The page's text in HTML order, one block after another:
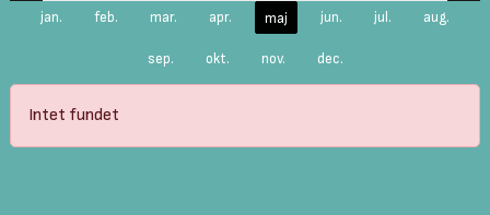
jan. feb. mar. apr. maj jun. jul. aug.
sep. okt. nov. dec.
Intet fundet